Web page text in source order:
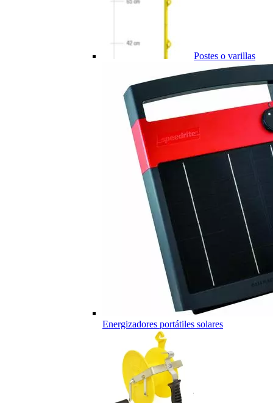
Postes o varillas
Energizadores portátiles solares